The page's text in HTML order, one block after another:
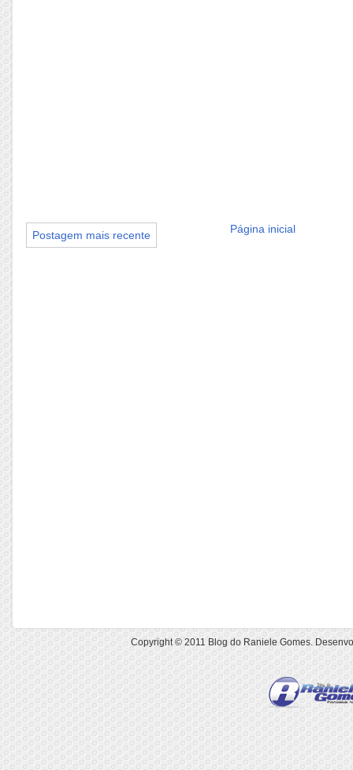
Postagem mais recente Página inicial
Copyright © 2011Blog do Raniele Gomes.